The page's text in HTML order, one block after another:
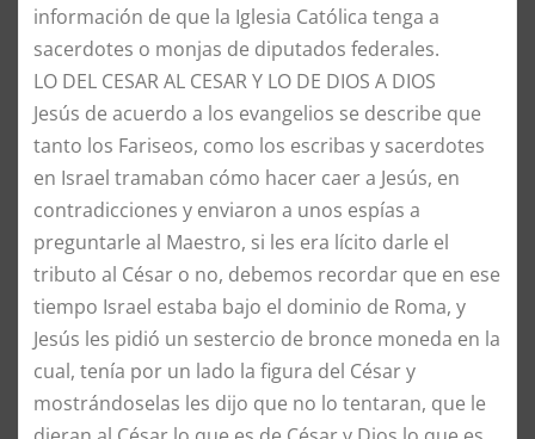
información de que la Iglesia Católica tenga a
sacerdotes o monjas de diputados federales.
LO DEL CESAR AL CESAR Y LO DE DIOS A DIOS
Jesús de acuerdo a los evangelios se describe que
tanto los Fariseos, como los escribas y sacerdotes
en Israel tramaban cómo hacer caer a Jesús, en
contradicciones y enviaron a unos espías a
preguntarle al Maestro, si les era lícito darle el
tributo al César o no, debemos recordar que en ese
tiempo Israel estaba bajo el dominio de Roma, y
Jesús les pidió un sestercio de bronce moneda en la
cual, tenía por un lado la figura del César y
mostrándoselas les dijo que no lo tentaran, que le